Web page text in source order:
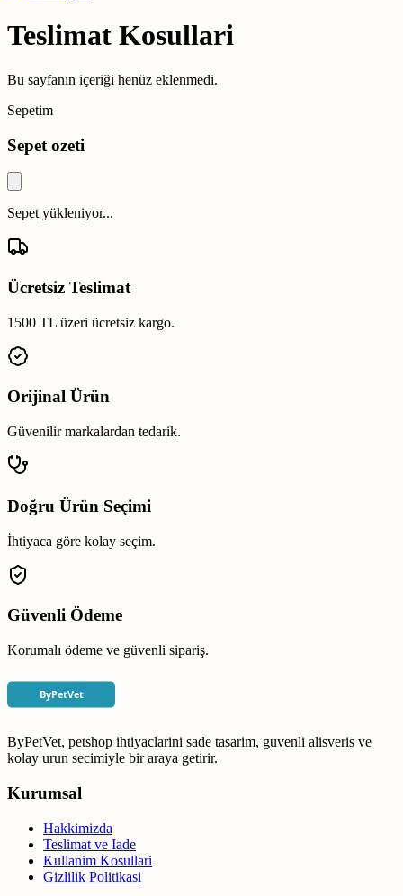
Teslimat Kosullari
Bu sayfanın içeriği henüz eklenmedi.
Sepetim
Sepet ozeti
Sepet yükleniyor...
Ücretsiz Teslimat
1500 TL üzeri ücretsiz kargo.
Orijinal Ürün
Güvenilir markalardan tedarik.
Doğru Ürün Seçimi
İhtiyaca göre kolay seçim.
Güvenli Ödeme
Korumalı ödeme ve güvenli sipariş.
ByPetVet, petshop ihtiyaclarini sade tasarim, guvenli alisveris ve
kolay urun secimiyle bir araya getirir.
Kurumsal
Hakkimizda
Teslimat ve Iade
Kullanim Kosullari
Gizlilik Politikasi